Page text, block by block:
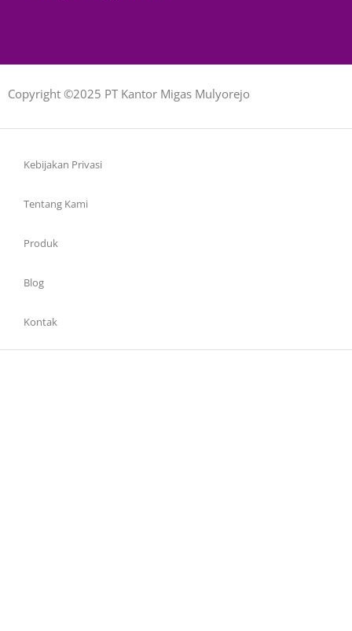
Copyright ©2025 PT Kantor Migas Mulyorejo
Kebijakan Privasi
Tentang Kami
Produk
Blog
Kontak